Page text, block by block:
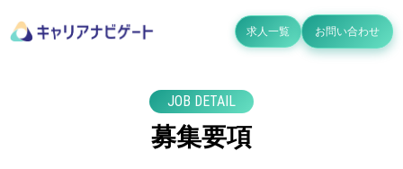
求人一覧 お問い合わせ
JOB DETAIL
募集要項